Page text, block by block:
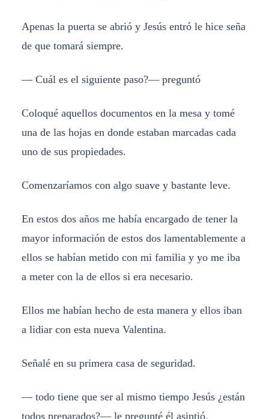
Apenas la puerta se abrió y Jesús entró le hice seña
de que tomará siempre.
— Cuál es el siguiente paso?— preguntó
Coloqué aquellos documentos en la mesa y tomé
una de las hojas en donde estaban marcadas cada
uno de sus propiedades.
Comenzaríamos con algo suave y bastante leve.
En estos dos años me había encargado de tener la
mayor información de estos dos lamentablemente a
ellos se habían metido con mi familia y yo me iba
a meter con la de ellos si era necesario.
Ellos me habían hecho de esta manera y ellos iban
a lidiar con esta nueva Valentina.
Señalé en su primera casa de seguridad.
— todo tiene que ser al mismo tiempo Jesús ¿están
todos preparados?— le pregunté él asintió.